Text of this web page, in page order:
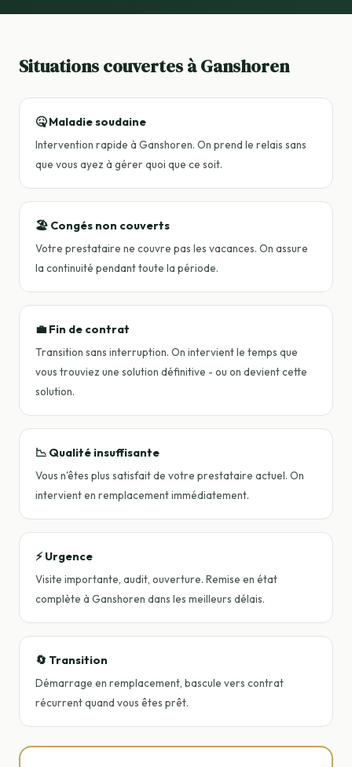
Situations couvertes à Ganshoren
🤒 Maladie soudaine
Intervention rapide à Ganshoren. On prend le relais sans
que vous ayez à gérer quoi que ce soit.
🏖️ Congés non couverts
Votre prestataire ne couvre pas les vacances. On assure
la continuité pendant toute la période.
💼 Fin de contrat
Transition sans interruption. On intervient le temps que
vous trouviez une solution définitive - ou on devient cette
solution.
📉 Qualité insuffisante
Vous n'êtes plus satisfait de votre prestataire actuel. On
intervient en remplacement immédiatement.
⚡ Urgence
Visite importante, audit, ouverture. Remise en état
complète à Ganshoren dans les meilleurs délais.
🔄 Transition
Démarrage en remplacement, bascule vers contrat
récurrent quand vous êtes prêt.